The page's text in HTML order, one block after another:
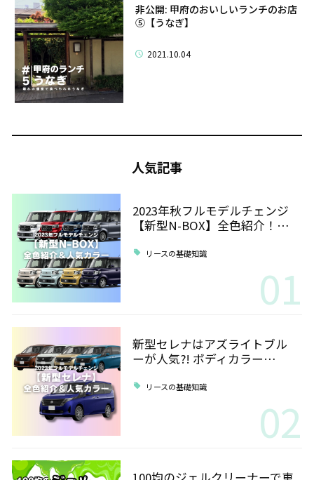
非公開: 甲府のおいしいランチのお店
⑤【うなぎ】
2021.10.04
人気記事
2023年秋フルモデルチェンジ
【新型N-BOX】全色紹介！…
リースの基礎知識
01
新型セレナはアズライトブル
ーが人気?! ボディカラー…
リースの基礎知識
02